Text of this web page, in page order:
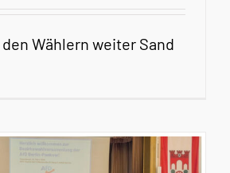
den Wählern weiter Sand